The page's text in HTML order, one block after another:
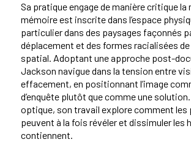
Sa pratique engage de manière critique la
mémoire est inscrite dans l’espace
particulier dans des paysages façonnés
déplacement et des formes racialisées
spatial. Adoptant une approche post-
Jackson navigue dans la tension entre
effacement, en positionnant l’image
d’enquête plutôt que comme une
optique, son travail explore comment les
peuvent à la fois révéler et dissimuler les
contiennent.